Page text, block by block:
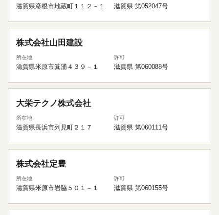
滋賀県彦根市地蔵町１１２－１ 滋賀県 第052047号
株式会社山田建設
所在地
滋賀県米原市箕浦４３９－１
許可
滋賀県 第060088号
大栄テクノ株式会社
所在地
滋賀県長浜市列見町２１７
許可
滋賀県 第060111号
株式会社定豊
所在地
滋賀県米原市岩脇５０１－１
許可
滋賀県 第060155号